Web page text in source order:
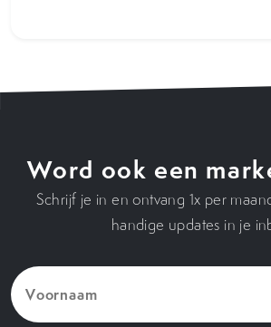
Word ook een
Schrijf je in en ontvang 1x per
handige updates in je
Voornaam
(Vereist)